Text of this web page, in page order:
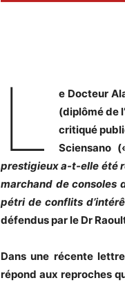
L
e Docteur
(diplômé de
critiqué
Sciensano
prestigieux a-t-elle été
marchand de consoles
pétri de conflits
défendus par le Dr
Dans une récente
répond aux reproches